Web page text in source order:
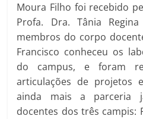
Moura Filho foi recebido
Profa. Dra. Tânia
membros do corpo
Francisco conheceu os
do campus, e foram
articulações de projetos
ainda mais a parceria
docentes dos três campis: